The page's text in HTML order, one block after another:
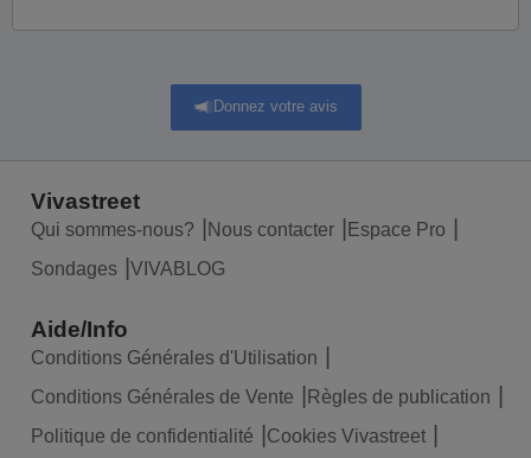
Donnez votre avis
Vivastreet
Qui sommes-nous? Nous contacter
Espace Pro
Sondages
VIVABLOG
Aide/Info
Conditions Générales d'Utilisation
Conditions Générales de Vente
Règles de publication
Politique de confidentialité
Cookies Vivastreet